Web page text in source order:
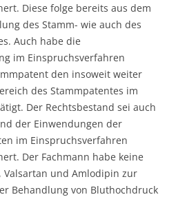
Diese folge bereits aus dem
des Stamm- wie auch des
Auch habe die
im Einspruchsverfahren
den insoweit weiter
des Stammpatentes im
Der Rechtsbestand sei auch
der Einwendungen der
im Einspruchsverfahren
Der Fachmann habe keine
Valsartan und Amlodipin zur
Behandlung von Bluthochdruck